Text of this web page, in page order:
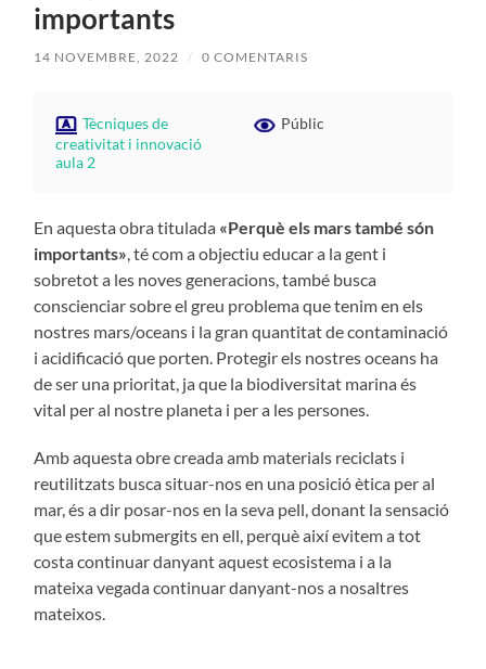
importants
14 NOVEMBRE, 2022 / 0 COMENTARIS
Tècniques de
creativitat i innovació
aula 2
Públic
En aquesta obra titulada «Perquè els mars també són
importants» , té com a objectiu educar a la gent i
sobretot a les noves generacions, també busca
conscienciar sobre el greu problema que tenim en els
nostres mars/oceans i la gran quantitat de contaminació
i acidificació que porten. Protegir els nostres oceans ha
de ser una prioritat, ja que la biodiversitat marina és
vital per al nostre planeta i per a les persones.
Amb aquesta obre creada amb materials reciclats i
reutilitzats busca situar-nos en una posició ètica per al
mar, és a dir posar-nos en la seva pell, donant la sensació
que estem submergits en ell, perquè així evitem a tot
costa continuar danyant aquest ecosistema i a la
mateixa vegada continuar danyant-nos a nosaltres
mateixos.